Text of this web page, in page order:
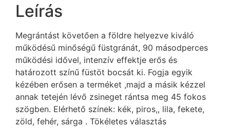
Leírás
Megrántást követően a földre helyezve kiváló
működésű minőségű füstgránát, 90 másodperces
működési idővel, intenzív effektje erős és
határozott színű füstöt bocsát ki. Fogja egyik
kézében erősen a terméket ,majd a másik kézzel
annak tetején lévő zsineget rántsa meg 45 fokos
szögben. Elérhető színek: kék, piros,, lila, fekete,
zöld, fehér, sárga . Tökéletes választás